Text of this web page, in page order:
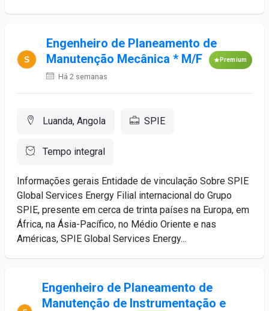
Engenheiro de Planeamento de
Manutenção Mecânica * M/F
Premium
Há 2 semanas
Luanda, Angola SPIE
Tempo integral
Informações gerais Entidade de vinculação Sobre SPIE
Global Services Energy Filial internacional do Grupo
SPIE, presente em cerca de trinta países na Europa, em
África, na Ásia-Pacífico, no Médio Oriente e nas
Américas, SPIE Global Services Energy...
Engenheiro de Planeamento de
Manutenção de Instrumentação e